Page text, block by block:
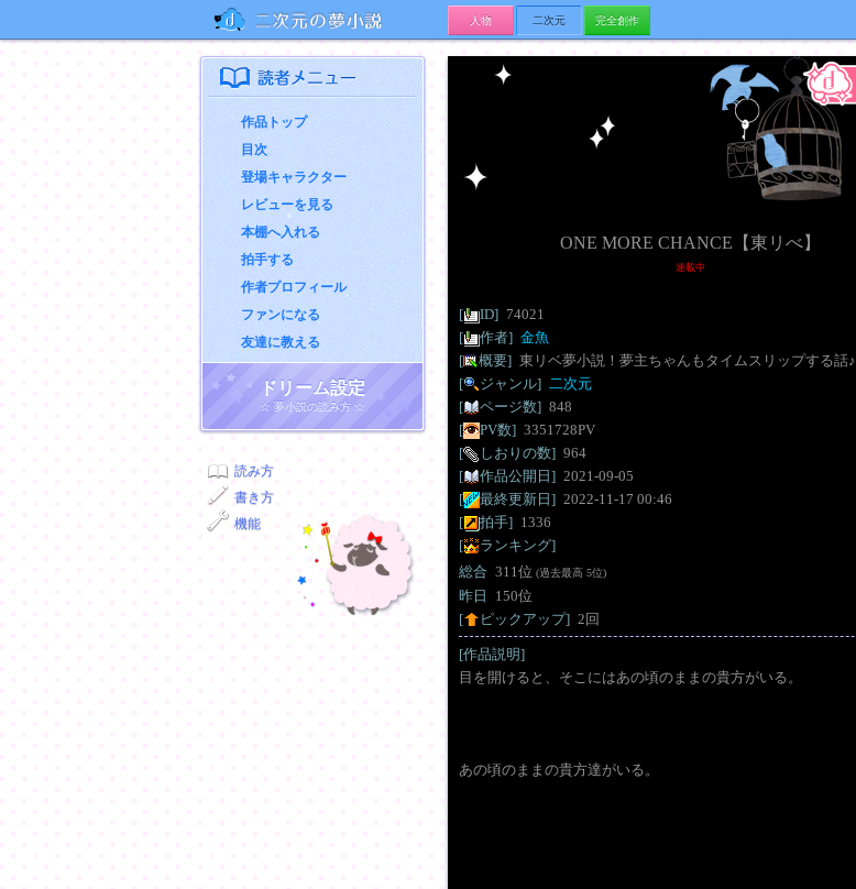
二次元の夢小説
人物 二次元 完全創作
読者メニュー
作品トップ
目次
登場キャラクター
レビューを見る
本棚へ入れる
拍手する
作者プロフィール
ファンになる
友達に教える
ドリーム設定
☆ 夢小説の読み方 ☆
読み方
書き方
機能
ONE MORE CHANCE【東リべ】
連載中
[ ID] 74021
[
作者] 金魚
[
概要] 東リベ夢小説！夢主ちゃんもタイムスリップする話♪
[
ジャンル] 二次元
[
ページ数] 848
[
PV数] 3351728PV
[
しおりの数] 964
[
作品公開日] 2021-09-05
[
最終更新日] 2022-11-17 00:46
[
拍手] 1336
[
ランキング]
総合 311位 (過去最高 5位)
昨日
150位
[
ピックアップ] 2回
[作品説明]
目を開けると、そこにはあの頃のままの貴方がいる。
あの頃のままの貴方達がいる。